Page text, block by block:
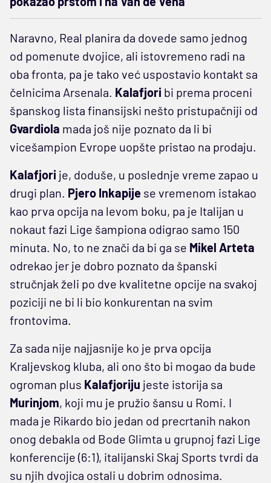
Naravno, Real planira da dovede samo jednog
od pomenute dvojice, ali istovremeno radi na
oba fronta, pa je tako već uspostavio kontakt sa
čelnicima Arsenala. Kalafjori bi prema proceni
španskog lista finansijski nešto pristupačniji od
Gvardiola mada još nije poznato da li bi
vicešampion Evrope uopšte pristao na prodaju.
Kalafjori je, doduše, u poslednje vreme zapao u
drugi plan. Pjero Inkapije se vremenom istakao
kao prva opcija na levom boku, pa je Italijan u
nokaut fazi Lige šampiona odigrao samo 150
minuta. No, to ne znači da bi ga se Mikel Arteta
odrekao jer je dobro poznato da španski
stručnjak želi po dve kvalitetne opcije na svakoj
poziciji ne bi li bio konkurentan na svim
frontovima.
Za sada nije najjasnije ko je prva opcija
Kraljevskog kluba, ali ono što bi mogao da bude
ogroman plus Kalafjoriju jeste istorija sa
Murinjom, koji mu je pružio šansu u Romi. I
mada je Rikardo bio jedan od precrtanih nakon
onog debakla od Bode Glimta u grupnoj fazi Lige
konferencije (6:1), italijanski Skaj Sports tvrdi da
su njih dvojica ostali u dobrim odnosima.